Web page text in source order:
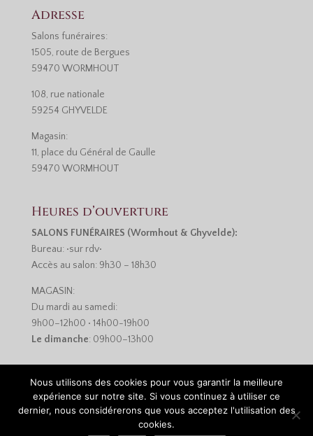
Adresse
Salons funéraires:
1505, route de Bergues
59470 WORMHOUT
108, rue nationale
59254 GHYVELDE
Magasin:
11, place du Général de Gaulle
59470 WORMHOUT
Heures d’ouverture
SALONS FUNÉRAIRES (Wormhout & Ghyvelde):
Bureau: •sur rdv•
Accès au salon: 9h30 – 18h30
MAGASIN:
Du mardi au samedi:
9h00–12h00 • 14h00-19h00
Le dimanche: 09h00–13h00
Monsieur-Site.com
Nous utilisons des cookies pour vous garantir la meilleure
expérience sur notre site. Si vous continuez à utiliser ce
dernier, nous considérerons que vous acceptez l'utilisation des
cookies.